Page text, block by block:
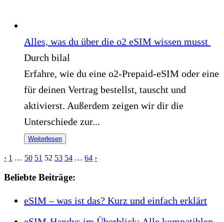
Alles, was du über die o2 eSIM wissen musst
Durch bilal
Erfahre, wie du eine o2-Prepaid-eSIM oder eine
für deinen Vertrag bestellst, tauscht und
aktivierst. Außerdem zeigen wir dir die
Unterschiede zur...
Weiterlesen
‹ 1 … 50 51 52 53 54 … 64 ›
Beliebte Beiträge:
eSIM – was ist das? Kurz und einfach erklärt